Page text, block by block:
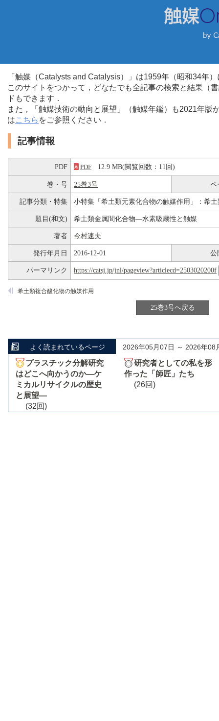
「触媒（Catalysts and Catalysis）」は1959年（昭和34年
このサイトをつかって，どなたでも全記事の検索と結果（
ドもできます．
また，「触媒技術の動向と展望」（触媒年鑑）も2021年
はこちら をご参照ください．
記事情報
PDF PDF 12.9 MB(閲覧回数：11回)
巻・号 25巻3号 ペ
記事分類・特集 小特集「希土類元素化合物の触媒作用」：希
題目(和文) 希土類金属間化合物―水素吸蔵性と触媒
著者 今村速夫
発行年月日 2016-12-01 公
パーマリンク https://catsj.jp/jnl/pageview?articlecd=2503020200f
希土類複合酸化物の触媒作用
25巻3号へ戻る
よく読まれているページ 2026年05月07日 ～ 2026年08
プラスチック分解研究
はどこへ向かうのか―ケ
ミカルリサイクルの歴史
と展望―
(32回)
研究者としての私を形
作った「師匠」たち
(26回)